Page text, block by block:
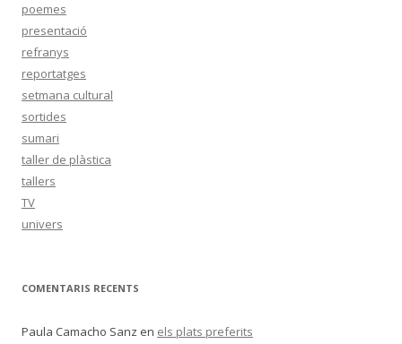
poemes
presentació
refranys
reportatges
setmana cultural
sortides
sumari
taller de plàstica
tallers
TV
univers
COMENTARIS RECENTS
Paula Camacho Sanz en els plats preferits